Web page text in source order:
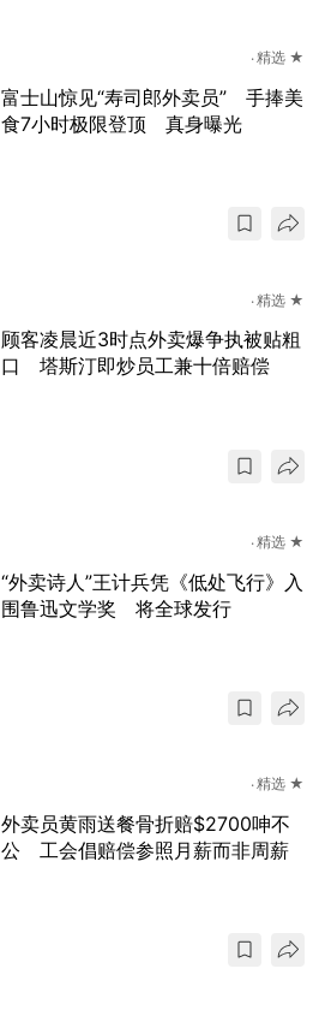
精选 ★
富士山惊见“寿司郎外卖员” 手捧美
食7小时极限登顶 真身曝光
精选 ★
顾客凌晨近3时点外卖爆争执被贴粗
口 塔斯汀即炒员工兼十倍赔偿
精选 ★
“外卖诗人”王计兵凭《低处飞行》入
围鲁迅文学奖 将全球发行
精选 ★
外卖员黄雨送餐骨折赔$2700呻不
公 工会倡赔偿参照月薪而非周薪